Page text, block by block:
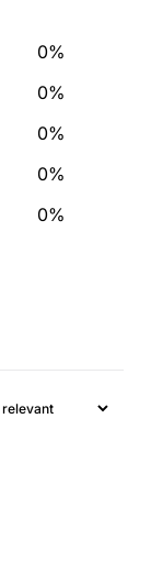
0%
0%
0%
0%
0%